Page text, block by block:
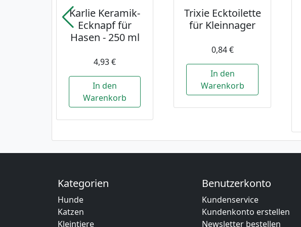
Karlie Keramik-
Ecknapf für
Hasen - 250 ml
4,93 €
In den
Warenkorb
Trixie Ecktoilette
für Kleinnager
0,84 €
In den
Warenkorb
Kategorien
Hunde
Katzen
Kleintiere
Benutzerkonto
Kundenservice
Kundenkonto erstellen
Newsletter bestellen